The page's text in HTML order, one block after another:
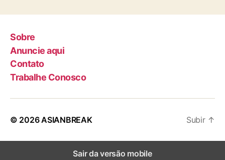
Sobre
Anuncie aqui
Contato
Trabalhe Conosco
© 2026ASIANBREAK Subir ↑
Sair da versão mobile